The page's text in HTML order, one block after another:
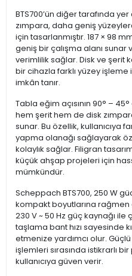
BTS700’ün diğer tarafında
zımpara, daha geniş
için tasarlanmıştır. 187 × 98
geniş bir çalışma alanı
verimlilik sağlar. Disk ve şerit
bir cihazla farklı yüzey işleme
imkân tanır.
Tabla eğim açısının 90° –
hem şerit hem de disk
sunar. Bu özellik, kullanıcıya
yapma olanağı sağlayarak
kolaylık sağlar. Filigran
küçük ahşap projeleri için
mümkündür.
Scheppach BTS700, 250 W
kompakt boyutlarına
230 V ~ 50 Hz güç kaynağı
taşlama bant hızı sayesinde
etmenize yardımcı olur.
işlemleri sırasında istikrarlı
kullanıcıya güven verir.